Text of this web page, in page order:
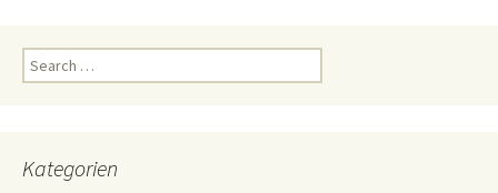
Search
for:
Kategorien